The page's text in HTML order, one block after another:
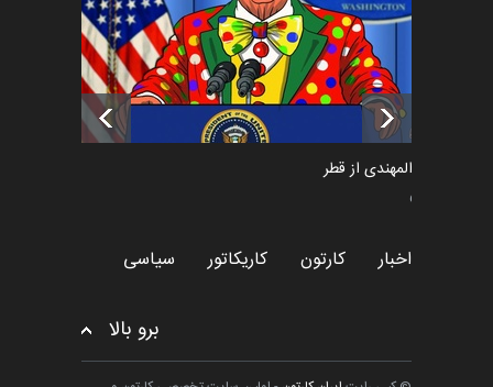
تسلیت به همکار | سهراب خیری
اخبار 6 ماه قبل
سعد المهندی از قطر
سیاسی
اخبار کارتون کاریکاتور سیاسی
برو بالا